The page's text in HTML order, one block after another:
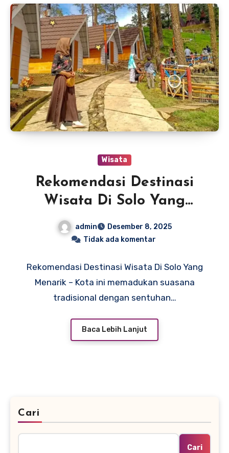
Wisata
Rekomendasi Destinasi
Wisata Di Solo Yang
admin
Desember 8, 2025
Tidak ada komentar
Rekomendasi Destinasi Wisata Di Solo Yang
Menarik – Kota ini memadukan suasana
tradisional dengan sentuhan…
Baca Lebih Lanjut
Cari
Cari